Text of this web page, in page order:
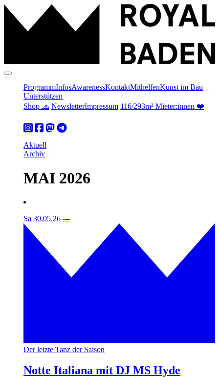
ProgrammInfosAwarenessKontaktMithelfenKunst im Bau
Unterstützen
Shop 🧢 NewsletterImpressum 116/293m² Mieter:innen ❤️
Aktuell
Archiv
MAI 2026
Sa 30.05.26 —
Der letzte Tanz der Saison
Notte Italiana mit DJ MS Hyde